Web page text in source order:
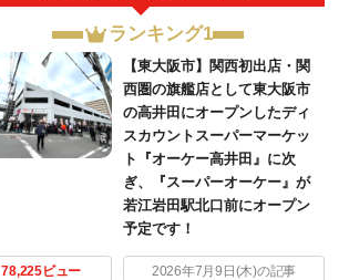
ランキング1
【東大阪市】関西初出店・関
西圏の旗艦店として東大阪市
の高井田にオープンしたディ
スカウントスーパーマーケッ
ト『オーケー高井田』に次
ぎ、『スーパーオーケー』が
若江岩田駅北口前にオープン
予定です！
78,225ビュー 2026年7月9日(木)の記事